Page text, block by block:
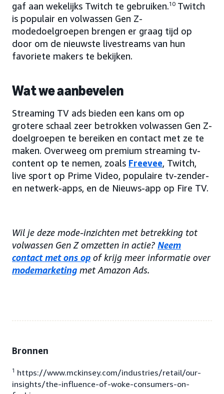
gaf aan wekelijks Twitch te gebruiken.10Twitch
is populair en volwassen Gen Z-
modedoelgroepen brengen er graag tijd op
door om de nieuwste livestreams van hun
favoriete makers te bekijken.
Wat we aanbevelen
Streaming TV ads bieden een kans om op
grotere schaal zeer betrokken volwassen Gen Z-
doelgroepen te bereiken en contact met ze te
maken. Overweeg om premium streaming tv-
content op te nemen, zoals Freevee, Twitch,
live sport op Prime Video, populaire tv-zender-
en netwerk-apps, en de Nieuws-app op Fire TV.
Wil je deze mode-inzichten met betrekking tot
volwassen Gen Z omzetten in actie? Neem
contact met ons op of krijg meer informatie over
modemarketing met Amazon Ads.
Bronnen
1 https://www.mckinsey.com/industries/retail/our-
insights/the-influence-of-woke-consumers-on-